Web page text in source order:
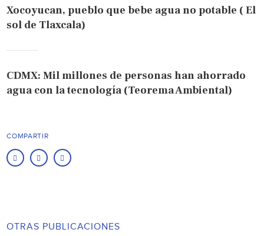
Xocoyucan, pueblo que bebe agua no potable ( El
sol de Tlaxcala)
CDMX: Mil millones de personas han ahorrado
agua con la tecnología (Teorema Ambiental)
COMPARTIR
OTRAS PUBLICACIONES